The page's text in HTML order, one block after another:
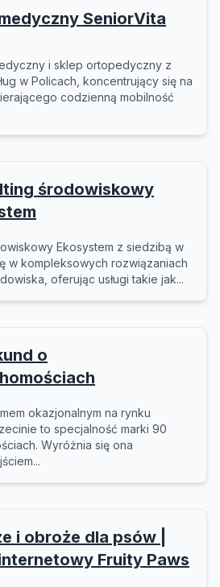
SeniorVita
i sklep ortopedyczny z
w Policach, koncentrujący się na
codzienną mobilność
środowiskowy
Ekosystem z siedzibą w
w kompleksowych rozwiązaniach
oferując usługi takie jak...
o
okazjonalnym na rynku
to specjalność marki 90
Wyróżnia się ona
i obroże dla psów |
Fruity Paws